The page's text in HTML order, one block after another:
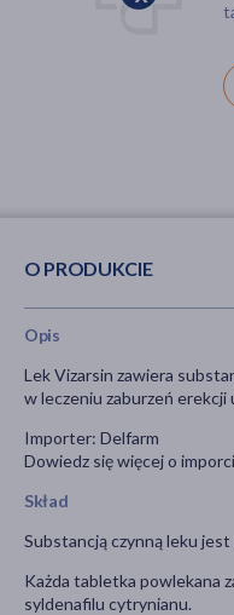
O PRODUKCIE
Opis
Lek Vizarsin zawiera
w leczeniu zaburzeń erekcji
Importer: Delfarm
Dowiedz się więcej o
Skład
Substancją czynną leku jest
Każda tabletka powlekana
syldenafilu cytrynianu.